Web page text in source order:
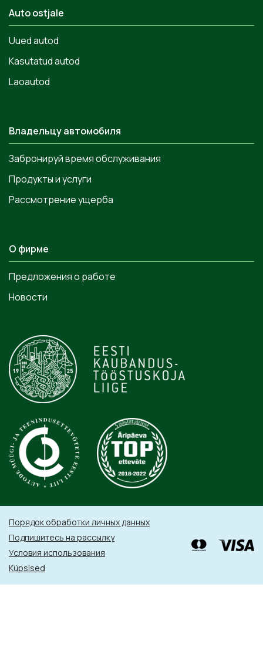
Auto ostjale
Uued autod
Kasutatud autod
Laoautod
Владельцу автомобиля
Забронируй время обслуживания
Продукты и услуги
Рассмотрение ущерба
О фирме
Предложения о работе
Новости
Порядок обработки личных данных
Подпишитесь на рассылку
Условия использования
Küpsised